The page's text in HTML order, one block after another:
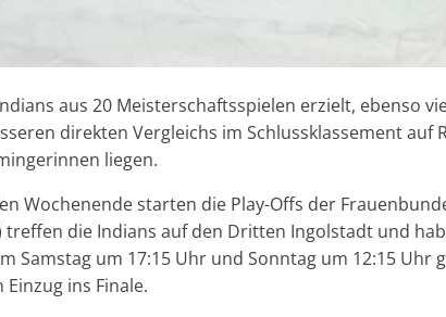
aus 20 Meisterschaftsspielen erzielt, ebenso
direkten Vergleichs im Schlussklassement auf
liegen.
Wochenende starten die Play-Offs der
treffen die Indians auf den Dritten Ingolstadt und
Samstag um 17:15 Uhr und Sonntag um 12:15 Uhr
ins Finale.